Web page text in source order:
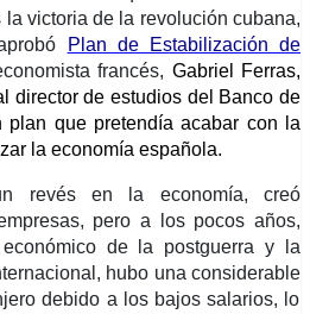
victoria de la revolución cubana,
Plan de Estabilización de
francés, Gabriel Ferras,
director de estudios del Banco de
plan que pretendía acabar con la
ar la economía española.
revés en la economía, creó
pero a los pocos años,
de la postguerray la
hubo una considerable
debido a los bajos salarios, lo